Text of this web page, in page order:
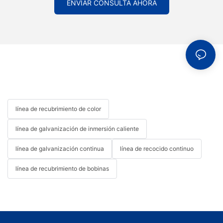
en constante evolución. Aproveche la oportunidad de mejorar
sus capacidades de fabricación alineándose con lo mejor que la
ENVIAR CONSULTA AHORA
línea de recubrimiento de color
línea de galvanización de inmersión caliente
línea de galvanización continua línea de recocido continuo
línea de recubrimiento de bobinas